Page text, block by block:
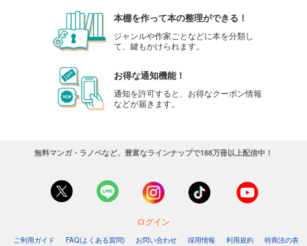
本棚を作って本の整理ができる！
ジャンルや作家ごとなどに本を分類し
て、鍵もかけられます。
お得な通知機能！
通知を許可すると、お得なクーポン情報
などが届きます。
無料マンガ・ラノベなど、豊富なラインナップで188万冊以上配信中！
ログイン
ご利用ガイド FAQ(よくある質問) お問い合わせ 採用情報 利用規約
特商法の表